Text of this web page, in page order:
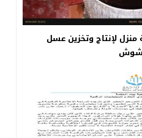
لإنتاج وتخزين عسل